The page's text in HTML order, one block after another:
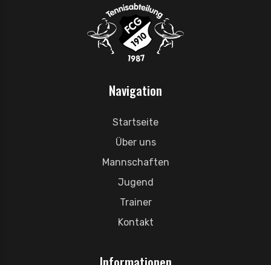
Navigation
Startseite
Über uns
Mannschaften
Jugend
Trainer
Kontakt